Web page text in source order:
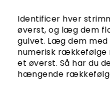
Identificer hver
øverst, og læg dem
gulvet. Læg dem
numerisk rækkefølge
et øverst. Så har du
hængende